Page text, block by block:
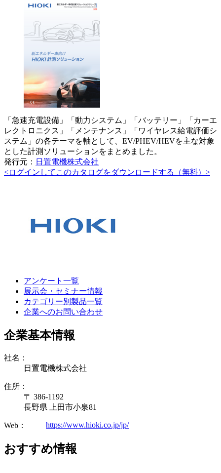
「急速充電設備」「動力システム」「バッテリー」「カーエ
レクトロニクス」「メンテナンス」「ワイヤレス給電評価シ
ステム」の各テーマを軸として、EV/PHEV/HEVを主な対象
とした計測ソリューションをまとめました。
発行元： 日置電機株式会社
<ログインしてこのカタログをダウンロードする（無料）>
アンケート一覧
展示会・セミナー情報
カテゴリー別製品一覧
企業へのお問い合わせ
企業基本情報
社名：
日置電機株式会社
住所：
〒 386-1192
長野県 上田市小泉81
Web： https://www.hioki.co.jp/jp/
おすすめ情報